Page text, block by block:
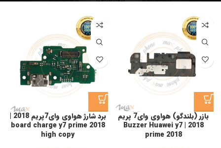
بازر (بلندگو) هواوی وای7 پریم
2018 | Buzzer Huawei y7
prime 2018
برد شارژ هواوی وای7پریم 2018 |
board charge y7 prime 2018
high copy